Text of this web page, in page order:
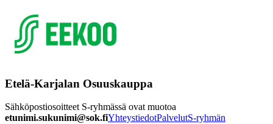
Etelä-Karjalan Osuuskauppa
Sähköpostiosoitteet S-ryhmässä ovat muotoa
etunimi.sukunimi@sok.fiYhteystiedotPalvelutS-ryhmän